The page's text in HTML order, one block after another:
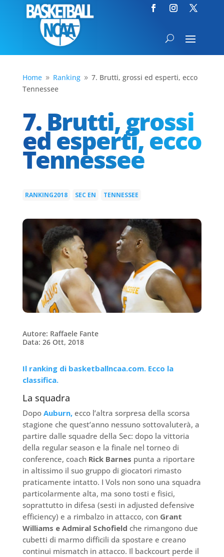
Home 9 Ranking 9 7. Brutti, grossi ed esperti, ecco
Tennessee
7. Brutti, grossi
ed esperti, ecco
Tennessee
RANKING2018 SEC EN TENNESSEE
Autore: Raffaele Fante
Data: 26 Ott, 2018
Il ranking di basketballncaa.com. Ecco la
classifica.
La squadra
Dopo Auburn,ecco l’altra sorpresa della scorsa
stagione che quest’anno nessuno sottovaluterà, a
partire dalle squadre della Sec: dopo la vittoria
della regular season e la finale nel torneo di
conference, coach Rick Barnes punta a riportare
in altissimo il suo gruppo di giocatori rimasto
praticamente intatto. I Vols non sono una squadra
particolarmente alta, ma sono tosti e fisici,
soprattutto in difesa (sesti in adjusted defensive
efficiency) e a rimbalzo in attacco, conGrant
Williams e Admiral Schofield che rimangono due
cubetti di marmo difficili da spostare e creano
continui mismatch in attacco. Il backcourt perde il